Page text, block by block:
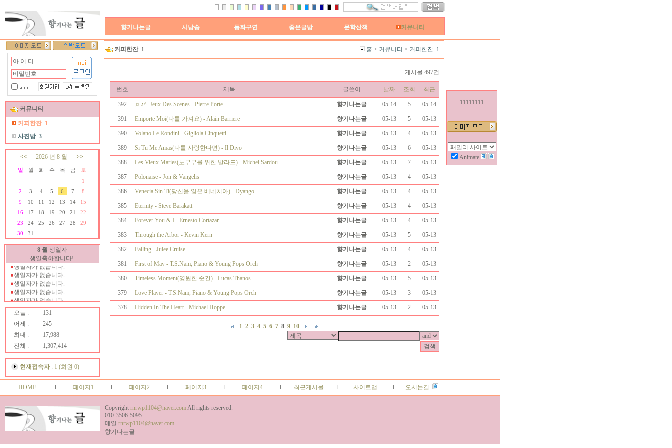
향기나는글 시낭송 동화구연 좋은글방 문학산책 커뮤니티
커뮤니티
커피한잔_1
사진방_3
<< 2026 년 8 월 >>
일 월 화 수 목 금
토
1
2
3 4 5 6 7
8
9
10 11 12 13 14
15
16
17 18 19 20 21
22
23
24 25 26 27 28
29
30
31
8 월 생일자
생일축하합니다!.
생일자가 없습니다.
생일자가 없습니다.
생일자가 없습니다.
생일자가 없습니다.
생일자가 없습니다.
생일자가 없습니다.
생일자가 없습니다.
생일자가 없습니다.
생일자가 없습니다.
생일자가 없습니다.
생일자가 없습니다.
생일자가 없습니다.
생일자가 없습니다.
생일자가 없습니다.
생일자가 없습니다.
생일자가 없습니다.
생일자가 없습니다.
생일자가 없습니다.
생일자가 없습니다.
생일자가 없습니다.
생일자가 없습니다.
오늘 :
131
어제 :
245
최대 :
17,988
전체 :
1,307,414
현재접속자: 1 (회원 0)
커피한잔_1 홈 > 커뮤니티 > 커피한잔_1
게시물 497건
번호 제목 글쓴이 날짜 조회 최근
392 ♬♪^. Jeux Des Scenes - Pierre Porte 향기나는글 05-14 5 05-14
391 Emporte Moi(나를 가져요) - Alain Barriere 향기나는글 05-13 5 05-13
390 Volano Le Rondini - Gigliola Cinquetti 향기나는글 05-13 4 05-13
389 Si Tu Me Amas(나를 사랑한다면) - Il Divo 향기나는글 05-13 6 05-13
388 Les Vieux Maries(노부부를 위한 발라드) - Michel Sardou 향기나는글 05-13 7 05-13
387 Polonaise - Jon & Vangelis 향기나는글 05-13 4 05-13
386 Venecia Sin Ti(당신을 잃은 베네치아) - Dyango 향기나는글 05-13 4 05-13
385 Eternity - Steve Barakatt 향기나는글 05-13 4 05-13
384 Forever You & I - Ernesto Cortazar 향기나는글 05-13 4 05-13
383 Through the Arbor - Kevin Kern 향기나는글 05-13 5 05-13
382 Falling - Julee Cruise 향기나는글 05-13 4 05-13
381 First of May - T.S.Nam, Piano & Young Pops Orch 향기나는글 05-13 2 05-13
380 Timeless Moment(영원한 순간) - Lucas Thanos 향기나는글 05-13 5 05-13
379 Love Player - T.S.Nam, Piano & Young Pops Orch 향기나는글 05-13 3 05-13
378 Hidden In The Heart - Michael Hoppe 향기나는글 05-13 2 05-13
1 2 3 4 5 6 7 8 9 10
11111111
Animate
HOME l 페이지1 l 페이지2 l 페이지3 l 페이지4 l 최근게시물 l 사이트맵 l 오시는길
Copyright rnrwp1104@naver.comAll rights reserved.
010-3506-5095
메일 rnrwp1104@naver.com
향기나는글